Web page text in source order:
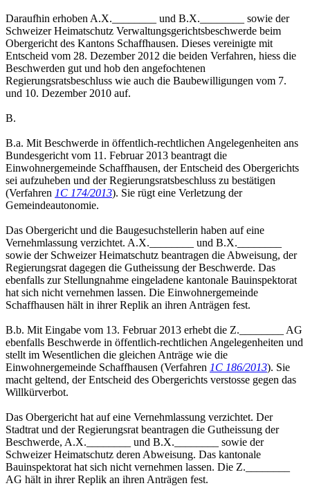
Daraufhin erhoben A.X.________ und B.X.________ sowie der
Schweizer Heimatschutz Verwaltungsgerichtsbeschwerde beim
Obergericht des Kantons Schaffhausen. Dieses vereinigte mit
Entscheid vom 28. Dezember 2012 die beiden Verfahren, hiess die
Beschwerden gut und hob den angefochtenen
Regierungsratsbeschluss wie auch die Baubewilligungen vom 7.
und 10. Dezember 2010 auf.
B.
B.a. Mit Beschwerde in öffentlich-rechtlichen Angelegenheiten ans
Bundesgericht vom 11. Februar 2013 beantragt die
Einwohnergemeinde Schaffhausen, der Entscheid des Obergerichts
sei aufzuheben und der Regierungsratsbeschluss zu bestätigen
(Verfahren 1C 174/2013). Sie rügt eine Verletzung der
Gemeindeautonomie.
Das Obergericht und die Baugesuchstellerin haben auf eine
Vernehmlassung verzichtet. A.X.________ und B.X.________
sowie der Schweizer Heimatschutz beantragen die Abweisung, der
Regierungsrat dagegen die Gutheissung der Beschwerde. Das
ebenfalls zur Stellungnahme eingeladene kantonale Bauinspektorat
hat sich nicht vernehmen lassen. Die Einwohnergemeinde
Schaffhausen hält in ihrer Replik an ihren Anträgen fest.
B.b. Mit Eingabe vom 13. Februar 2013 erhebt die Z.________ AG
ebenfalls Beschwerde in öffentlich-rechtlichen Angelegenheiten und
stellt im Wesentlichen die gleichen Anträge wie die
Einwohnergemeinde Schaffhausen (Verfahren 1C 186/2013). Sie
macht geltend, der Entscheid des Obergerichts verstosse gegen das
Willkürverbot.
Das Obergericht hat auf eine Vernehmlassung verzichtet. Der
Stadtrat und der Regierungsrat beantragen die Gutheissung der
Beschwerde, A.X.________ und B.X.________ sowie der
Schweizer Heimatschutz deren Abweisung. Das kantonale
Bauinspektorat hat sich nicht vernehmen lassen. Die Z.________
AG hält in ihrer Replik an ihren Anträgen fest.